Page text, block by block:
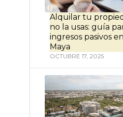
Alquilar tu
no la usas: guía
ingresos pasivos
Maya
OCTUBRE 17, 2025